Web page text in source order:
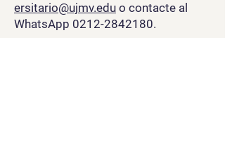
ersitario@ujmv.edu o contacte al
WhatsApp 0212-2842180.